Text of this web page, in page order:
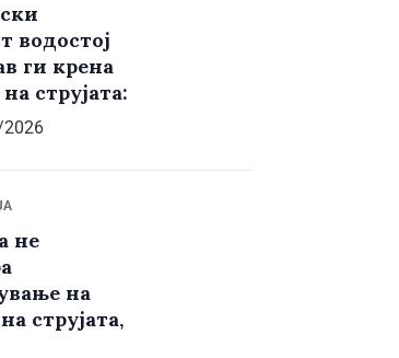
водостој
ги крена
струјата:
не
на
струјата,